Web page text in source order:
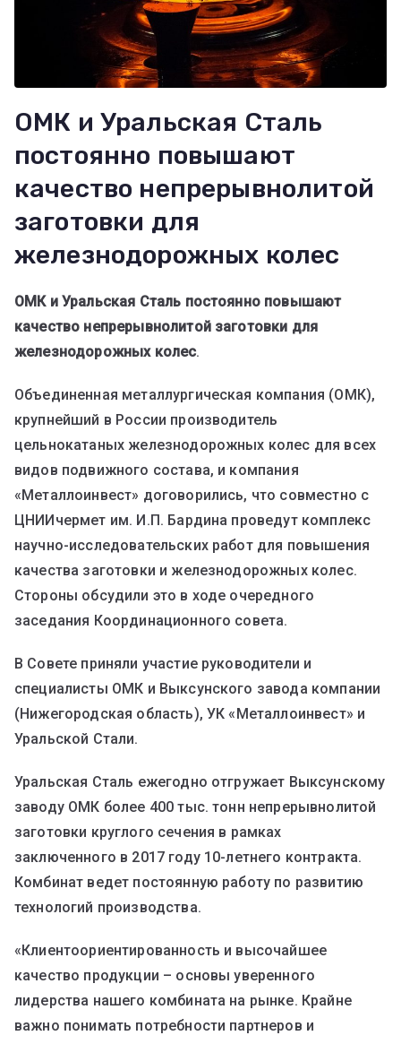
ОМК и Уральская Сталь
постоянно повышают
качество непрерывнолитой
заготовки для
железнодорожных колес
ОМК и Уральская Сталь постоянно повышают
качество непрерывнолитой заготовки для
железнодорожных колес.
Объединенная металлургическая компания (ОМК),
крупнейший в России производитель
цельнокатаных железнодорожных колес для всех
видов подвижного состава, и компания
«Металлоинвест» договорились, что совместно с
ЦНИИчермет им. И.П. Бардина проведут комплекс
научно-исследовательских работ для повышения
качества заготовки и железнодорожных колес.
Стороны обсудили это в ходе очередного
заседания Координационного совета.
В Совете приняли участие руководители и
специалисты ОМК и Выксунского завода компании
(Нижегородская область), УК «Металлоинвест» и
Уральской Cтали.
Уральская Сталь ежегодно отгружает Выксунскому
заводу ОМК более 400 тыс. тонн непрерывнолитой
заготовки круглого сечения в рамках
заключенного в 2017 году 10-летнего контракта.
Комбинат ведет постоянную работу по развитию
технологий производства.
«Клиентоориентированность и высочайшее
качество продукции – основы уверенного
лидерства нашего комбината на рынке. Крайне
важно понимать потребности партнеров и